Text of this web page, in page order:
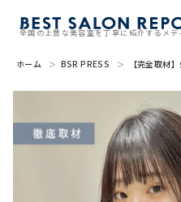
全国の上質な美容室を丁寧に紹介するメデ
BEST SALON REPORTとは
ホーム BSR PRESS 【完全取材